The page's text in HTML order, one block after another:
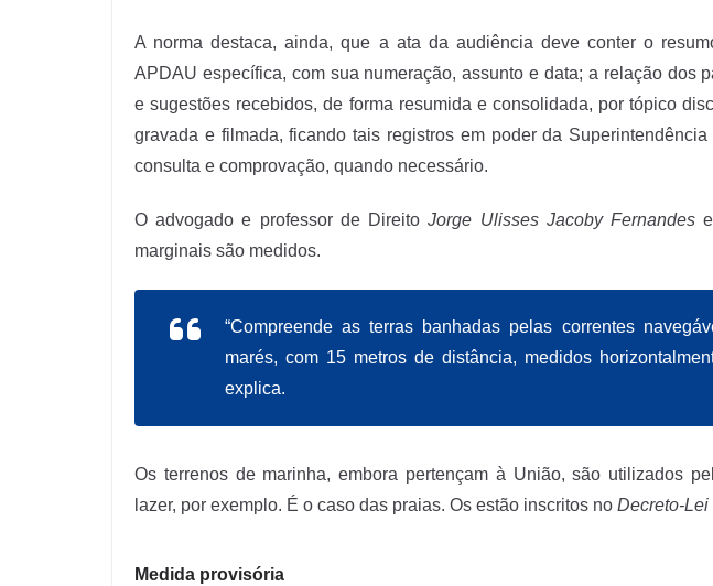
A norma destaca, ainda, que a ata da audiência deve conter o
APDAU específica, com sua numeração, assunto e data; a relação dos
e sugestões recebidos, de forma resumida e consolidada, por tópico
gravada e filmada, ficando tais registros em poder da
consulta e comprovação, quando necessário.
O advogado e professor de DireitoJorge Ulisses Jacoby Fernandes
marginais são medidos.
“Compreende as terras banhadas pelas correntes
marés, com 15 metros de distância, medidos
explica.
Os terrenos de marinha, embora pertençam à União, são utilizados
lazer, por exemplo. É o caso das praias. Os estão inscritos no Decreto-Lei
Medida provisória